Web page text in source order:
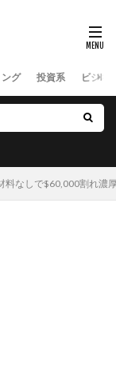
グ 投資系 ビジネ
料なしで$60,000割れ濃